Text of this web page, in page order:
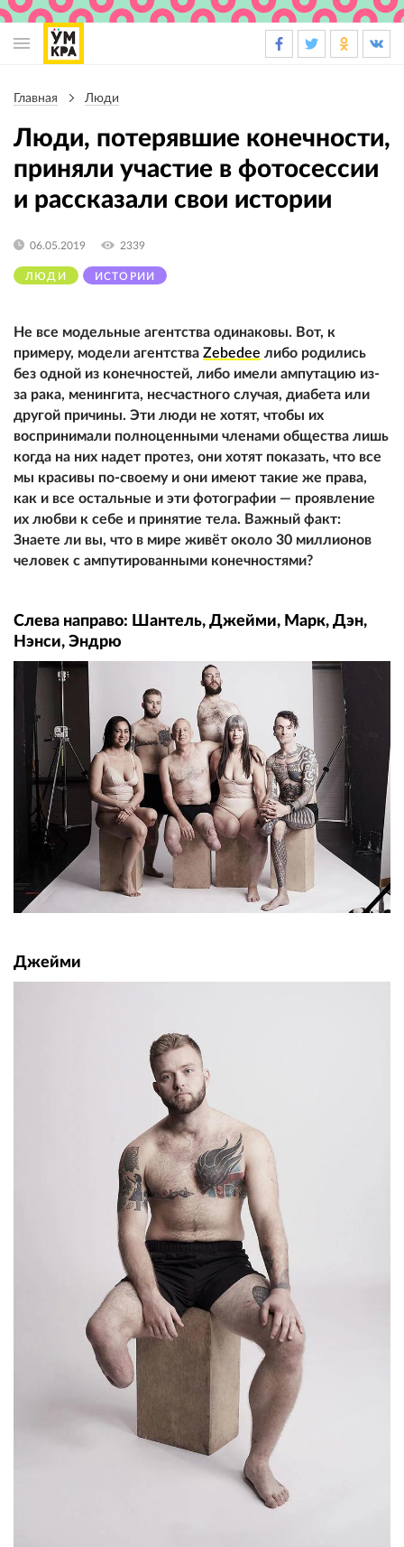
навигации
Главная Люди
Люди, потерявшие конечности,
приняли участие в фотосессии
и рассказали свои истории
ЛЮДИ ИСТОРИИ
06.05.2019 2339
Не все модельные агентства одинаковы. Вот, к
примеру, модели агентства Zebedee либо родились
без одной из конечностей, либо имели ампутацию из-
за рака, менингита, несчастного случая, диабета или
другой причины. Эти люди не хотят, чтобы их
воспринимали полноценными членами общества лишь
когда на них надет протез, они хотят показать, что все
мы красивы по-своему и они имеют такие же права,
как и все остальные и эти фотографии — проявление
их любви к себе и принятие тела. Важный факт:
Знаете ли вы, что в мире живёт около 30 миллионов
человек с ампутированными конечностями?
Слева направо: Шантель, Джейми, Марк, Дэн,
Нэнси, Эндрю
Джейми